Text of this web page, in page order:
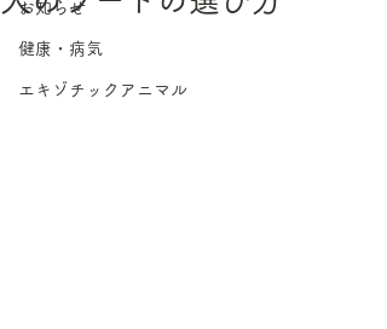
お知らせ
健康・病気
エキゾチックアニマル